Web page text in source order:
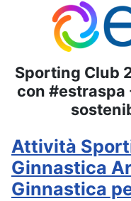
Sporting Club
con #estraspa
Attività
Ginnastica
Ginnastica